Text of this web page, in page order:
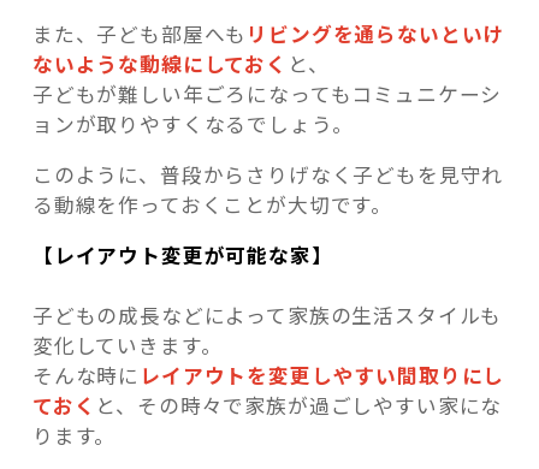
また、子ども部屋へも リビングを通らないといけ
ないような動線にしておく と、
子どもが難しい年ごろになってもコミュニケーシ
ョンが取りやすくなるでしょう。
このように、普段からさりげなく子どもを見守れ
る動線を作っておくことが大切です。
【レイアウト変更が可能な家】
子どもの成長などによって家族の生活スタイルも
変化していきます。
そんな時に レイアウトを変更しやすい間取りにし
ておく と、その時々で家族が過ごしやすい家にな
ります。